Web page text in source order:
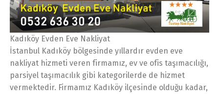
Kadıköy Evden Eve Nakliyat
İstanbul Kadıköy bölgesinde yıllardır evden eve
nakliyat hizmeti veren firmamız, ev ve ofis taşımacılığı,
parsiyel taşımacılık gibi kategorilerde de hizmet
vermektedir. Firmamız Kadıköy ilçesinde olduğu kadar,